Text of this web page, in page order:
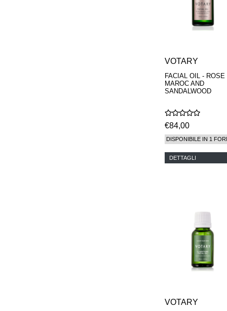
VOTARY
FACIAL OIL - ROSE
MAROC AND
SANDALWOOD
€84,00
DISPONIBILE IN 1
DETTAGLI
VOTARY